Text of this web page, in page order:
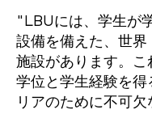
" LBUには、学生が
設備を備えた、世
施設があります。
学位と学生経験を得
リアのために不可